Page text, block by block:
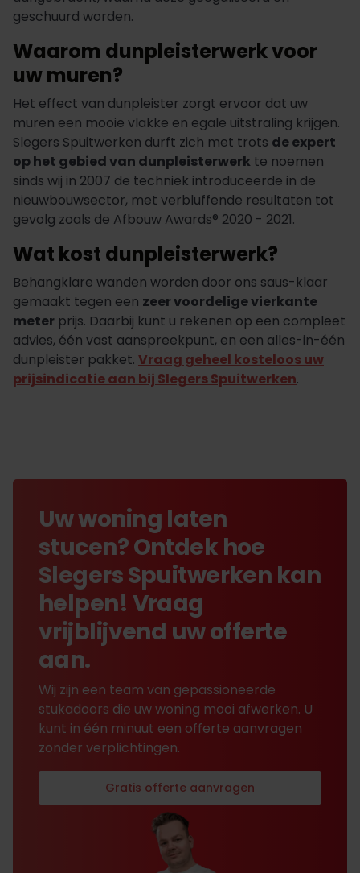
geschuurd worden.
Waarom dunpleisterwerk voor
uw muren?
Het effect van dunpleister zorgt ervoor dat uw
muren een mooie vlakke en egale uitstraling krijgen.
Slegers Spuitwerken durft zich met trots de expert
op het gebied van dunpleisterwerk te noemen
sinds wij in 2007 de techniek introduceerde in de
nieuwbouwsector, met verbluffende resultaten tot
gevolg zoals de Afbouw Awards® 2020 - 2021.
Wat kost dunpleisterwerk?
Behangklare wanden worden door ons saus-klaar
gemaakt tegen een zeer voordelige vierkante
meter prijs. Daarbij kunt u rekenen op een compleet
advies, één vast aanspreekpunt, en een alles-in-één
dunpleister pakket. Vraag geheel kosteloos uw
prijsindicatie aan bij Slegers Spuitwerken.
Uw woning laten
stucen? Ontdek hoe
Slegers Spuitwerken kan
helpen! Vraag
vrijblijvend uw offerte
aan.
Wij zijn een team van gepassioneerde
stukadoors die uw woning mooi afwerken. U
kunt in één minuut een offerte aanvragen
zonder verplichtingen.
Gratis offerte aanvragen